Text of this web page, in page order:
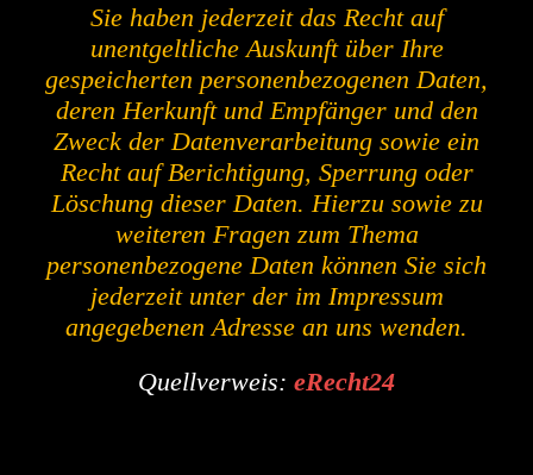
Sie haben jederzeit das Recht auf
unentgeltliche Auskunft über Ihre
gespeicherten personenbezogenen Daten,
deren Herkunft und Empfänger und den
Zweck der Datenverarbeitung sowie ein
Recht auf Berichtigung, Sperrung oder
Löschung dieser Daten. Hierzu sowie zu
weiteren Fragen zum Thema
personenbezogene Daten können Sie sich
jederzeit unter der im Impressum
angegebenen Adresse an uns wenden.
Quellverweis: eRecht24